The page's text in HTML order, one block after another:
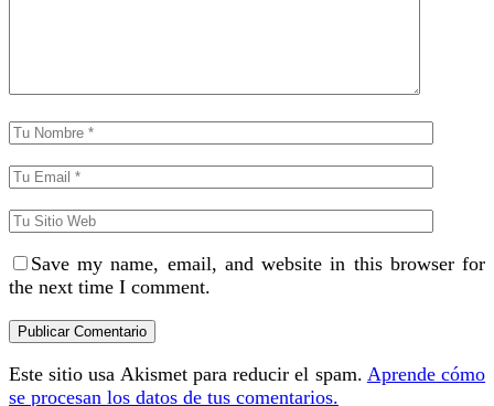
Save my name, email, and website in this browser for
the next time I comment.
Este sitio usa Akismet para reducir el spam. Aprende cómo
se procesan los datos de tus comentarios.